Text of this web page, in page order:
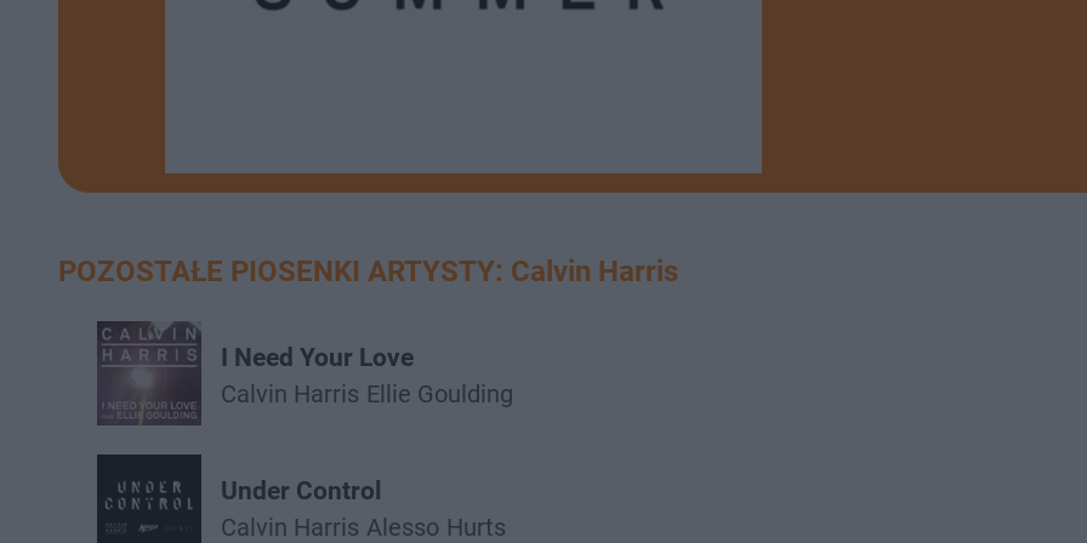
POZOSTAŁE PIOSENKI ARTYSTY: Calvin Harris
I Need Your Love
Calvin Harris Ellie Goulding
Under Control
Calvin Harris Alesso Hurts